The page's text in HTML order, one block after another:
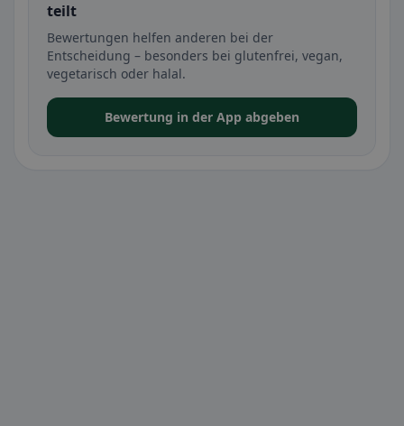
teilt
Bewertungen helfen anderen bei der
Entscheidung – besonders bei glutenfrei, vegan,
vegetarisch oder halal.
Bewertung in der App abgeben